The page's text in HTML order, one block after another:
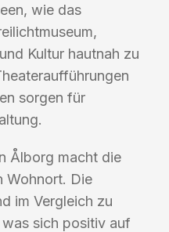
wie das
Kultur hautnah zu
sorgen für
Ålborg macht die
Wohnort. Die
im Vergleich zu
sich positiv auf